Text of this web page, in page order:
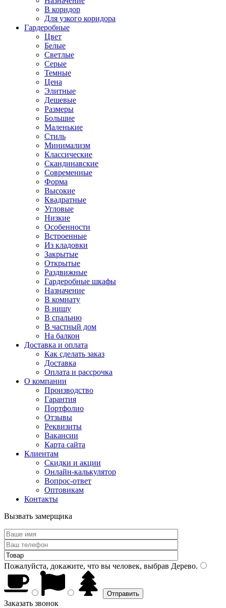
В коридор
Для узкого коридора
Гардеробные
Цвет
Белые
Светлые
Серые
Темные
Цена
Элитные
Дешевые
Размеры
Большие
Маленькие
Стиль
Минимализм
Классические
Скандинавские
Современные
Форма
Высокие
Квадратные
Угловые
Низкие
Особенности
Встроенные
Из кладовки
Закрытые
Открытые
Раздвижные
Гардеробные шкафы
Назначение
В комнату
В нишу
В спальню
В частный дом
На балкон
Доставка и оплата
Как сделать заказ
Доставка
Оплата и рассрочка
О компании
Производство
Гарантия
Портфолио
Отзывы
Реквизиты
Вакансии
Карта сайта
Клиентам
Скидки и акции
Онлайн-калькулятор
Вопрос-ответ
Оптовикам
Контакты
Вызвать замерщика
Пожалуйста, докажите, что вы человек, выбрав Дерево.
Заказать звонок